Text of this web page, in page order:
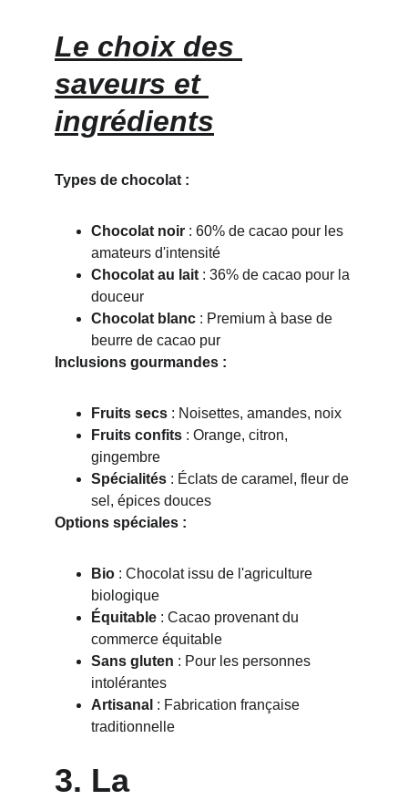
Le choix des
saveurs et
ingrédients
Types de chocolat :
Chocolat noir : 60% de cacao pour les
amateurs d'intensité
Chocolat au lait : 36% de cacao pour la
douceur
Chocolat blanc : Premium à base de
beurre de cacao pur
Inclusions gourmandes :
Fruits secs : Noisettes, amandes, noix
Fruits confits : Orange, citron,
gingembre
Spécialités : Éclats de caramel, fleur de
sel, épices douces
Options spéciales :
Bio : Chocolat issu de l'agriculture
biologique
Équitable : Cacao provenant du
commerce équitable
Sans gluten : Pour les personnes
intolérantes
Artisanal : Fabrication française
traditionnelle
3. La